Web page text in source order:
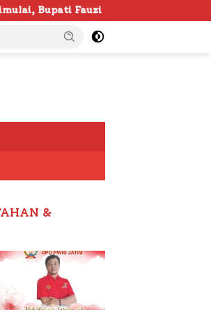
Awali dengan Doa untuk Korban
&